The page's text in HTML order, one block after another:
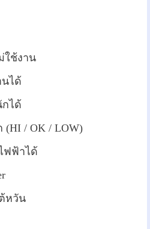
ใช้งาน
ได้
ได้
/ OK / LOW)
ฟฟ้าได้
หวัน